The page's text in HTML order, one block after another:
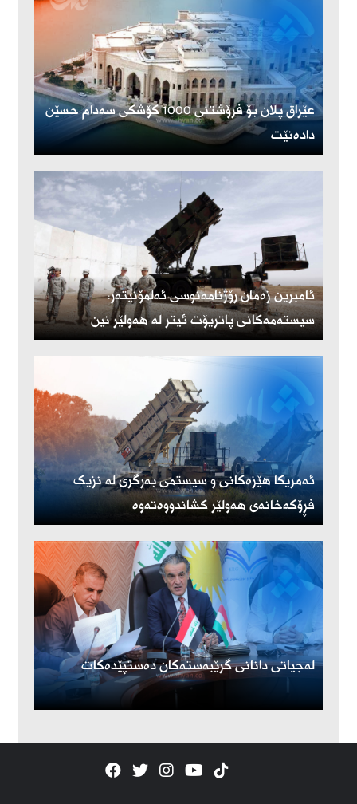
عێراق پلان بۆ فرۆشتنی 1000 کۆشکی سەدام حسێن
دادەنێت
ئامبرین زەمان رۆژنامەنوسی ئەلمۆنیتەر:
سیستەمەکانی پاتریۆت ئیتر لە هەولێر نین
ئەمریكا هێزەكانی و سیستمی بەرگری لە نزیک
فڕۆكەخانەی هەولێر كشاندووەتەوە
لەجیاتی دانانی گرێبەستەکان دەستپێدەکات